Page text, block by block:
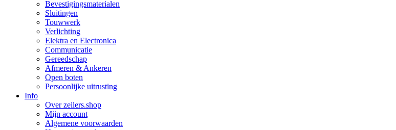
Bevestigings­­materialen
Sluitingen
Touwwerk
Verlichting
Elektra en Electronica
Communicatie
Gereedschap
Afmeren & Ankeren
Open boten
Persoonlijke uitrusting
Info
Over zeilers.shop
Mijn account
Algemene voorwaarden